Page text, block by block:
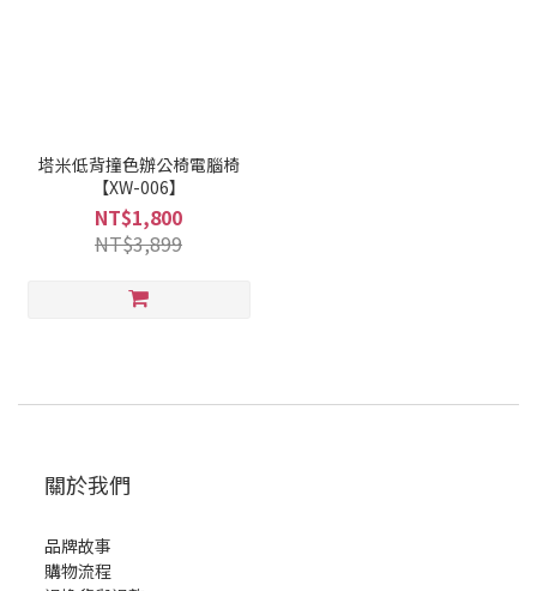
塔米低背撞色辦公椅電腦椅
【XW-006】
NT$1,800
NT$3,899
關於我們
品牌故事
購物流程